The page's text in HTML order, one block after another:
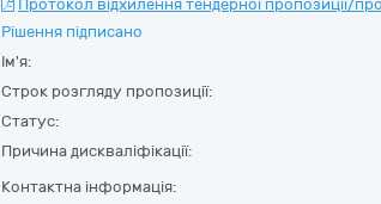
Протокол відхилення тендерної пропозиції/
Рішення підписано
Ім'я:
Строк розгляду пропозиції:
Статус:
Причина дискваліфікації:
Контактна інформація: